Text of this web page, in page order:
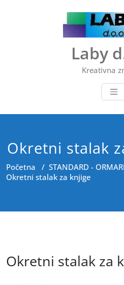
Laby
Kreativna
Okretni stalak
Početna / STANDARD -
Okretni stalak za knjige
Okretni stalak za